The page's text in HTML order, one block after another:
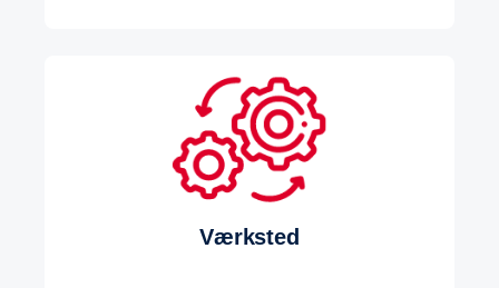
Værksted